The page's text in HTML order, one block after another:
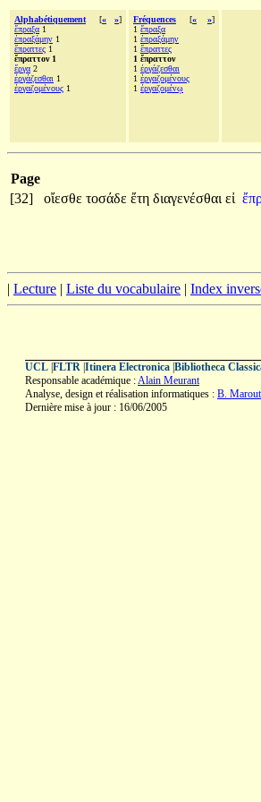
Alphabétiquement [« »]
ἔπραξα 1
ἐπραξάμην 1
ἔπραττες 1
ἔπραττον 1
ἔργα 2
ἐργάζεσθαι 1
ἐργαζομένους 1
Fréquences [« »]
1 ἔπραξα
1 ἐπραξάμην
1 ἔπραττες
1 ἔπραττον
1 ἐργάζεσθαι
1 ἐργαζομένους
1 ἐργαζομένῳ
Page
[32]
οἴεσθε τοσάδε ἔτη διαγενέσθαι εἰ
| Lecture | Liste du vocabulaire | Index
UCL FLTR Itinera Electronica Bibliotheca
Responsable académique :Alain Meurant
Analyse, design et réalisation informatiques : B.
Dernière mise à jour : 16/06/2005